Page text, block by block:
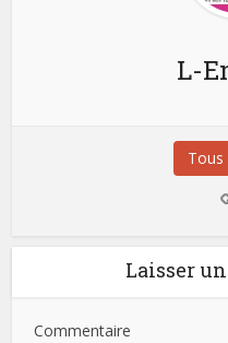
L-
Tous
Laisser
Commentaire